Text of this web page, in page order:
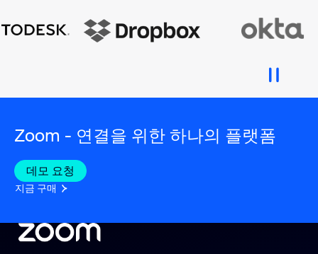
Zoom - 연결을 위한 하나의 플랫폼
데모 요청
지금 구매